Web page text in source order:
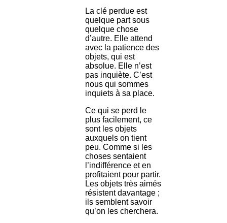
La clé perdue est
quelque part sous
quelque chose
d’autre. Elle attend
avec la patience des
objets, qui est
absolue. Elle n’est
pas inquiète. C’est
nous qui sommes
inquiets à sa place.
Ce qui se perd le
plus facilement, ce
sont les objets
auxquels on tient
peu. Comme si les
choses sentaient
l’indifférence et en
profitaient pour partir.
Les objets très aimés
résistent davantage ;
ils semblent savoir
qu’on les cherchera.